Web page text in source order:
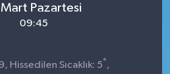
Mart Pazartesi
09:45
Hissedilen Sıcaklık: 5° ,